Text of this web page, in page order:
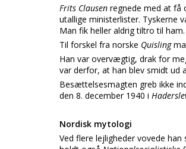
Frits Clausen regnede med at få
utallige ministerlister. Tyskerne
Man fik heller aldrig tiltro til ham.
Til forskel fra norske Quisling
Han var overvægtig, drak for
var derfor, at han blev smidt ud
Besættelsesmagten greb ikke
den 8. december 1940 i
Nordisk mytologi
Ved flere lejligheder vovede